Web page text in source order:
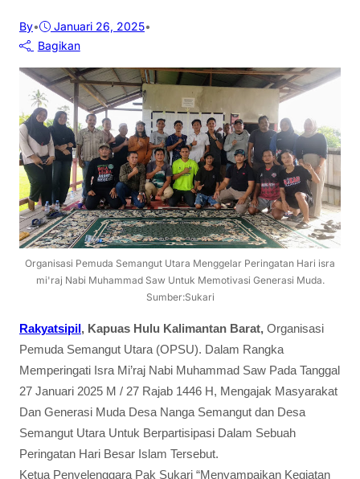
By• Januari 26, 2025•
Bagikan
Organisasi Pemuda Semangut Utara Menggelar Peringatan Hari isra
mi'raj Nabi Muhammad Saw Untuk Memotivasi Generasi Muda.
Sumber:Sukari
Rakyatsipil, Kapuas Hulu Kalimantan Barat, Organisasi
Pemuda Semangut Utara (OPSU). Dalam Rangka
Memperingati Isra Mi’raj Nabi Muhammad Saw Pada Tanggal
27 Januari 2025 M / 27 Rajab 1446 H, Mengajak Masyarakat
Dan Generasi Muda Desa Nanga Semangut dan Desa
Semangut Utara Untuk Berpartisipasi Dalam Sebuah
Peringatan Hari Besar Islam Tersebut.
Ketua Penyelenggara Pak Sukari “Menyampaikan Kegiatan